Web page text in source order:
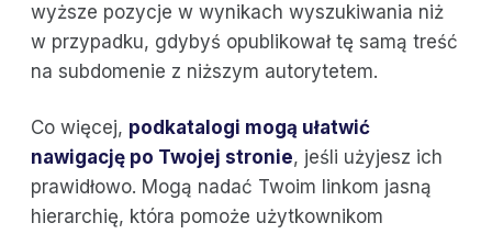
wyższe pozycje w wynikach wyszukiwania niż
w przypadku, gdybyś opublikował tę samą treść
na subdomenie z niższym autorytetem.
Co więcej, podkatalogi mogą ułatwić
nawigację po Twojej stronie, jeśli użyjesz ich
prawidłowo. Mogą nadać Twoim linkom jasną
hierarchię, która pomoże użytkownikom